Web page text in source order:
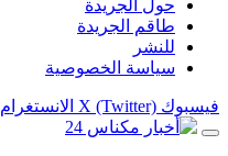
حول الجريدة
طاقم الجريدة
للنشر
سياسة الخصوصية
فيسبوك X (Twitter) الانستغرام